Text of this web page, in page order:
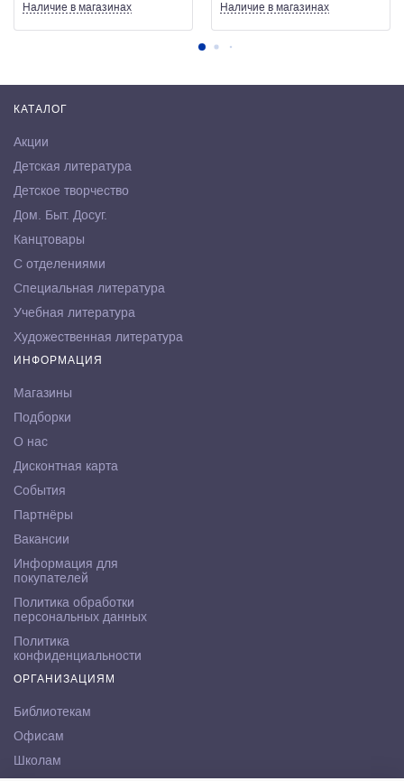
Наличие в магазинах Наличие в магазинах
КАТАЛОГ
Акции
Детская литература
Детское творчество
Дом. Быт. Досуг.
Канцтовары
С отделениями
Специальная литература
Учебная литература
Художественная литература
ИНФОРМАЦИЯ
Магазины
Подборки
О нас
Дисконтная карта
События
Партнёры
Вакансии
Информация для
покупателей
Политика обработки
персональных данных
Политика
конфиденциальности
ОРГАНИЗАЦИЯМ
Библиотекам
Офисам
Школам